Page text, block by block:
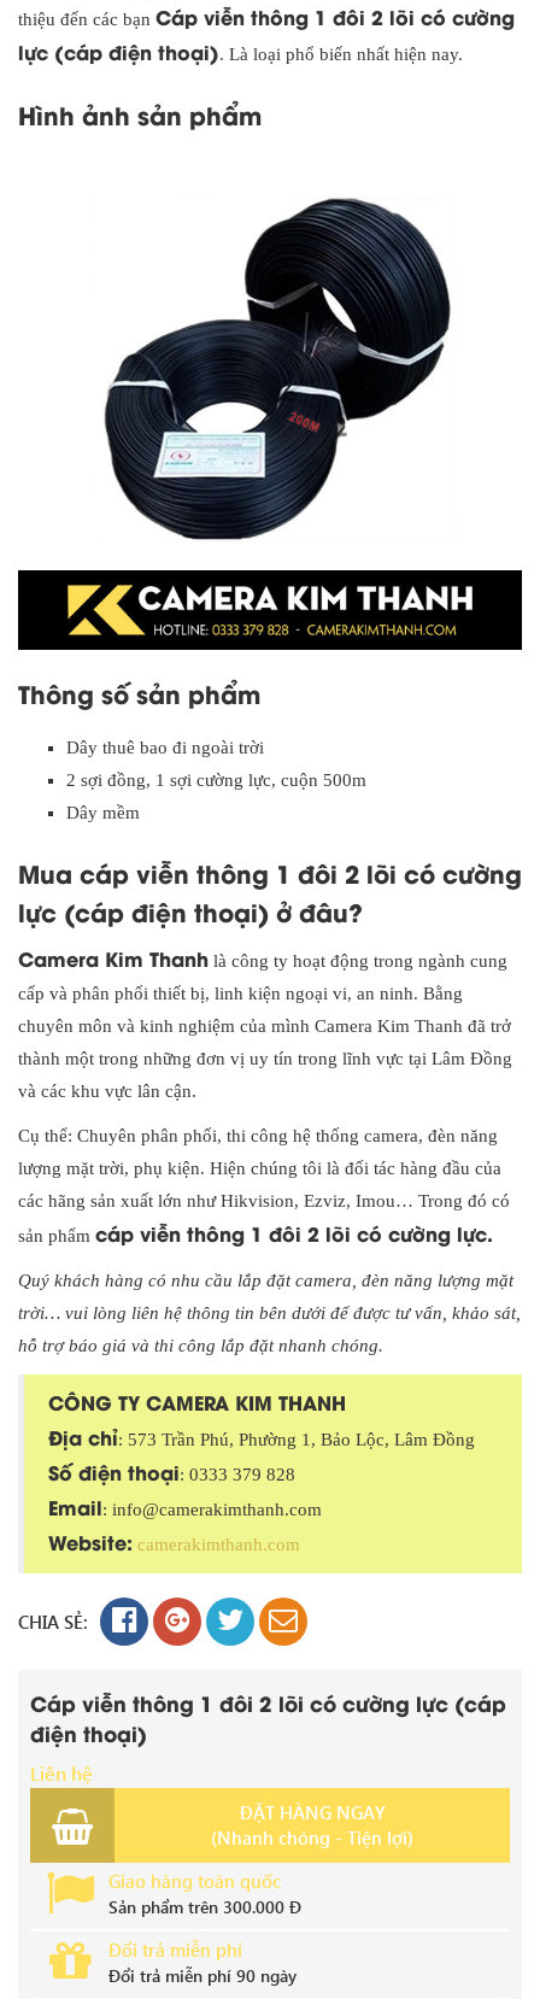
thiệu đến các bạn Cáp viễn thông 1 đôi 2 lõi có cường
lực (cáp điện thoại). Là loại phổ biến nhất hiện nay.
Hình ảnh sản phẩm
Thông số sản phẩm
Dây thuê bao đi ngoài trời
2 sợi đồng, 1 sợi cường lực, cuộn 500m
Dây mềm
Mua cáp viễn thông 1 đôi 2 lõi có cường
lực (cáp điện thoại) ở đâu?
Camera Kim Thanh là công ty hoạt động trong ngành cung
cấp và phân phối thiết bị, linh kiện ngoại vi, an ninh. Bằng
chuyên môn và kinh nghiệm của mình Camera Kim Thanh đã trở
thành một trong những đơn vị uy tín trong lĩnh vực tại Lâm Đồng
và các khu vực lân cận.
Cụ thể: Chuyên phân phối, thi công hệ thống camera, đèn năng
lượng mặt trời, phụ kiện. Hiện chúng tôi là đối tác hàng đầu của
các hãng sản xuất lớn như Hikvision, Ezviz, Imou… Trong đó có
sản phẩm cáp viễn thông 1 đôi 2 lõi có cường lực.
Quý khách hàng có nhu cầu lắp đặt camera, đèn năng lượng mặt
trời… vui lòng liên hệ thông tin bên dưới để được tư vấn, khảo sát,
hỗ trợ báo giá và thi công lắp đặt nhanh chóng.
CÔNG TY CAMERA KIM THANH
Địa chỉ: 573 Trần Phú, Phường 1, Bảo Lộc, Lâm Đồng
Số điện thoại: 0333 379 828
Email: info@camerakimthanh.com
Website: camerakimthanh.com
CHIA SẺ:
Cáp viễn thông 1 đôi 2 lõi có cường lực (cáp
điện thoại)
Liên hệ
ĐẶT HÀNG NGAY
(Nhanh chóng - Tiện lợi)
Giao hàng toàn quốc
Sản phẩm trên 300.000 Đ
Đổi trả miễn phí
Đổi trả miễn phí 90 ngày